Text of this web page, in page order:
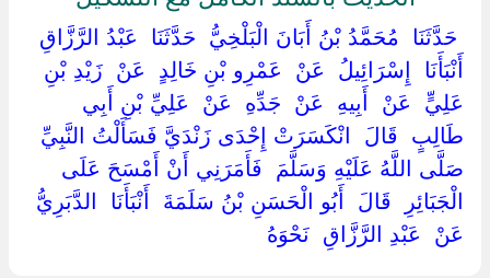
‏ ‏حَدَّثَنَا ‏ ‏مُحَمَّدُ بْنُ أَبَانَ الْبَلْخِيُّ ‏ ‏حَدَّثَنَا ‏ ‏عَبْدُ الرَّزَّاقِ ‏
‏أَنْبَأَنَا ‏ ‏إِسْرَائِيلُ ‏ ‏عَنْ ‏ ‏عَمْرِو بْنِ خَالِدٍ ‏ ‏عَنْ ‏ ‏زَيْدِ بْنِ
عَلِيٍّ ‏ ‏عَنْ ‏ ‏أَبِيهِ ‏ ‏عَنْ ‏ ‏جَدِّهِ ‏ ‏عَنْ ‏ ‏عَلِيِّ بْنِ أَبِي
طَالِبٍ ‏ ‏قَالَ ‏ ‏انْكَسَرَتْ إِحْدَى زَنْدَيَّ فَسَأَلْتُ النَّبِيِّ ‏
‏صَلَّى اللَّهُ عَلَيْهِ وَسَلَّمَ ‏ ‏فَأَمَرَنِي أَنْ أَمْسَحَ عَلَى
الْجَبَائِرِ ‏ ‏قَالَ ‏ ‏أَبُو الْحَسَنِ بْنُ سَلَمَةَ ‏ ‏أَنْبَأَنَا ‏ ‏الدَّبَرِيُّ ‏
‏عَنْ ‏ ‏عَبْدِ الرَّزَّاقِ ‏ ‏نَحْوَهُ ‏